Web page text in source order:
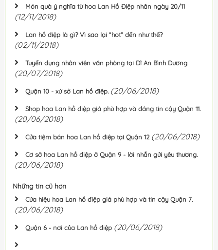
Món quà ý nghĩa từ hoa Lan Hồ Điệp nhân ngày 20/11
(12/11/2018)
Lan hồ điệp là gì? Vì sao lại “hot” đến như thế?
(02/11/2018)
Tuyển dụng nhân viên văn phòng tại Dĩ An Bình Dương
(20/07/2018)
Quận 10 - xứ sở Lan hồ điệp. (20/06/2018)
Shop hoa Lan hồ điệp giá phù hợp và đáng tin cậy Quận 11.
(20/06/2018)
Cửa tiệm bán hoa Lan hồ điệp tại Quận 12 (20/06/2018)
Cơ sở hoa Lan hồ điệp ở Quận 9 - lời nhắn gửi yêu thương.
(20/06/2018)
Những tin cũ hơn
Cửa hiệu hoa Lan hồ điệp giá phù hợp và tin cậy Quận 7.
(20/06/2018)
Quận 6 - nơi của Lan hồ điệp (20/06/2018)